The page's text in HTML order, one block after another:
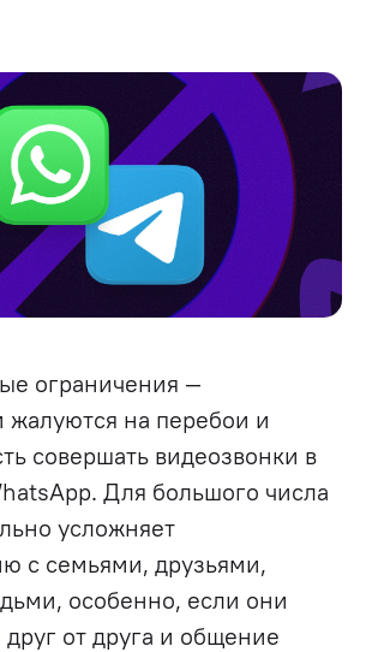
ограничения —
жалуются на перебои и
совершать видеозвонки в
Для большого числа
усложняет
с семьями, друзьями,
особенно, если они
от друга и общение